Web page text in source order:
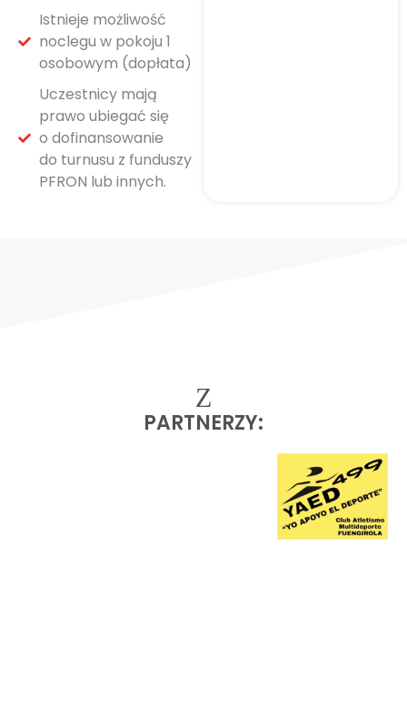
Istnieje możliwość
noclegu w pokoju 1
osobowym (dopłata)
Uczestnicy mają
prawo ubiegać się
o dofinansowanie
do turnusu z funduszy
PFRON lub innych.
PARTNERZY: